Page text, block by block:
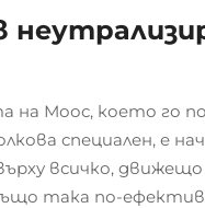
на Моос, което го
специален, е
всичко, движещо
така по-